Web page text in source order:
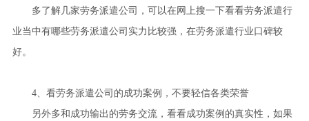
多了解几家劳务派遣公司，可以在网上搜一下看看劳务派遣行
业当中有哪些劳务派遣公司实力比较强，在劳务派遣行业口碑较
好。
4、看劳务派遣公司的成功案例，不要轻信各类荣誉
另外多和成功输出的劳务交流，看看成功案例的真实性，如果